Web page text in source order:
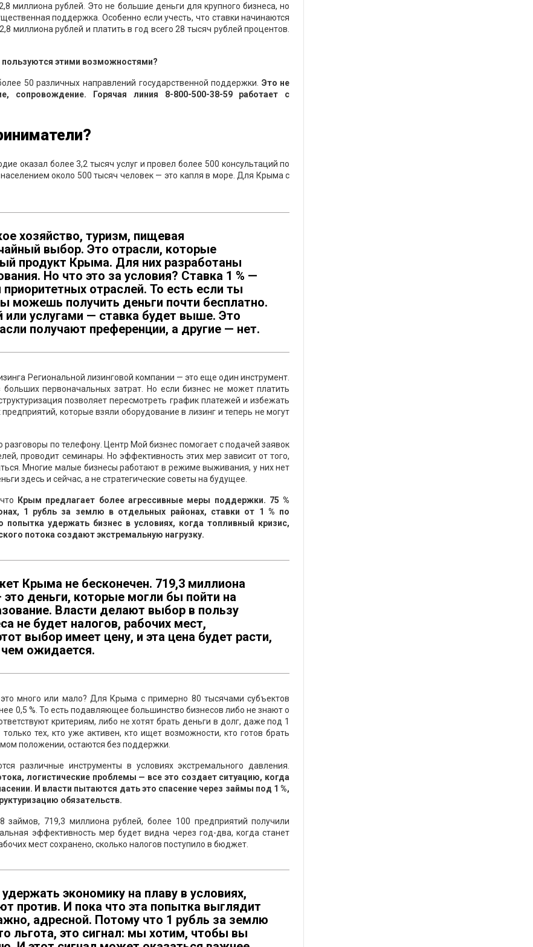
миллиона рублей. Это не большие деньги для крупного бизнеса, но
поддержка. Особенно если учесть, что ставки начинаются
миллиона рублей и платить в год всего 28 тысяч рублей процентов.
пользуются этими возможностями?
50 различных направлений государственной поддержки. Это не
сопровождение. Горячая линия 8-800-500-38-59 работает с
оказал более 3,2 тысяч услуг и провел более 500 консультаций по
около 500 тысяч человек — это капля в море. Для Крыма с
хозяйство, туризм, пищевая
выбор. Это отрасли, которые
продукт Крыма. Для них разработаны
Но что это за условия? Ставка 1 % —
отраслей. То есть если ты
можешь получить деньги почти бесплатно.
услугами — ставка будет выше. Это
получают преференции, а другие — нет.
Региональной лизинговой компании — это еще один инструмент.
первоначальных затрат. Но если бизнес не может платить
позволяет пересмотреть график платежей и избежать
которые взяли оборудование в лизинг и теперь не могут
по телефону. Центр Мой бизнес помогает с подачей заявок
проводит семинары. Но эффективность этих мер зависит от того,
Многие малые бизнесы работают в режиме выживания, у них нет
здесь и сейчас, а не стратегические советы на будущее.
Крым предлагает более агрессивные меры поддержки. 75 %
1 рубль за землю в отдельных районах, ставки от 1 % по
удержать бизнес в условиях, когда топливный кризис,
потока создают экстремальную нагрузку.
Крыма не бесконечен. 719,3 миллиона
деньги, которые могли бы пойти на
Власти делают выбор в пользу
не будет налогов, рабочих мест,
выбор имеет цену, и эта цена будет расти,
ожидается.
много или мало? Для Крыма с примерно 80 тысячами субъектов
0,5 %. То есть подавляющее большинство бизнесов либо не знают о
критериям, либо не хотят брать деньги в долг, даже под 1
тех, кто уже активен, кто ищет возможности, кто готов брать
положении, остаются без поддержки.
различные инструменты в условиях экстремального давления.
логистические проблемы — все это создает ситуацию, когда
И власти пытаются дать это спасение через займы под 1 %,
обязательств.
719,3 миллиона рублей, более 100 предприятий получили
эффективность мер будет видна через год-два, когда станет
мест сохранено, сколько налогов поступило в бюджет.
экономику на плаву в условиях,
против. И пока что эта попытка выглядит
адресной. Потому что 1 рубль за землю
льгота, это сигнал: мы хотим, чтобы вы